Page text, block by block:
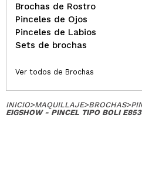
Brochas de Rostro
Pinceles de Ojos
Pinceles de Labios
Sets de brochas
Ver todos de Brochas
INICIO>MAQUILLAJE>BROCHAS>
EIGSHOW - PINCEL TIPO BOLI E853